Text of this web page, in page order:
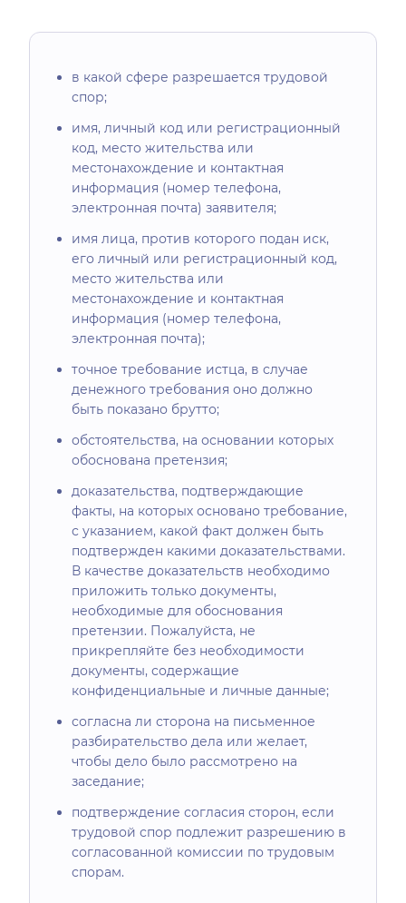
в какой сфере разрешается трудовой
спор;
имя, личный код или регистрационный
код, место жительства или
местонахождение и контактная
информация (номер телефона,
электронная почта) заявителя;
имя лица, против которого подан иск,
его личный или регистрационный код,
место жительства или
местонахождение и контактная
информация (номер телефона,
электронная почта);
точное требование истца, в случае
денежного требования оно должно
быть показано брутто;
обстоятельства, на основании которых
обоснована претензия;
доказательства, подтверждающие
факты, на которых основано требование,
с указанием, какой факт должен быть
подтвержден какими доказательствами.
В качестве доказательств необходимо
приложить только документы,
необходимые для обоснования
претензии. Пожалуйста, не
прикрепляйте без необходимости
документы, содержащие
конфиденциальные и личные данные;
согласна ли сторона на письменное
разбирательство дела или желает,
чтобы дело было рассмотрено на
заседание;
подтверждение согласия сторон, если
трудовой спор подлежит разрешению в
согласованной комиссии по трудовым
спорам.